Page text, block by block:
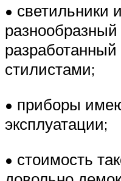
• светильники
стилистами;
• приборы
эксплуатации;
• стоимость